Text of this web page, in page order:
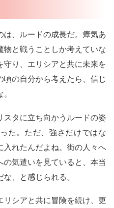
、ルードの成長だ。瘴気あ
物と戦うことしか考えていな
り、エリシアと共に未来を
の自分から考えたら、信じ
スタに立ち向かうルードの姿
た。ただ、強さだけではな
入れたんだよね。街の人々へ
気遣いを見ていると、本当
、と感じられる。
リシアと共に冒険を続け、更